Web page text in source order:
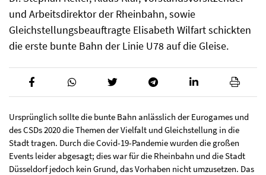
und Arbeitsdirektor der Rheinbahn, sowie
Gleichstellungsbeauftragte Elisabeth Wilfart schickten
die erste bunte Bahn der Linie U78 auf die Gleise.
Ursprünglich sollte die bunte Bahn anlässlich der Eurogames und
des CSDs 2020 die Themen der Vielfalt und Gleichstellung in die
Stadt tragen. Durch die Covid-19-Pandemie wurden die großen
Events leider abgesagt; dies war für die Rheinbahn und die Stadt
Düsseldorf jedoch kein Grund, das Vorhaben nicht umzusetzen. Das